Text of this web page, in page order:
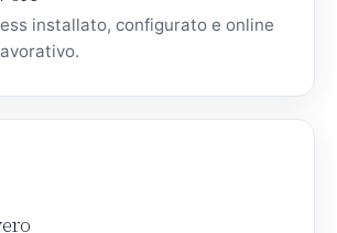
installato, configurato e online